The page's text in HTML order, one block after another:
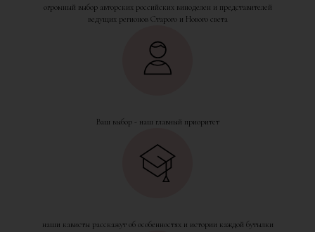
огромный выбор авторских российских виноделен и представителей
ведущих регионов Старого и Нового света
Ваш выбор - наш главный приоритет
наши кависты расскажут об особенностях и истории каждой бутылки